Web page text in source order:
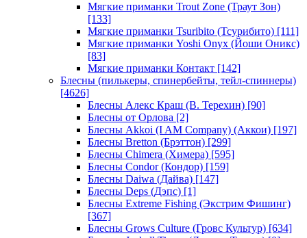
Мягкие приманки Trout Zone (Траут Зон)
[133]
Мягкие приманки Tsuribito (Тсурибито) [111]
Мягкие приманки Yoshi Onyx (Йоши Оникс)
[83]
Мягкие приманки Контакт [142]
Блесны (пилькеры, спинербейты, тейл-спиннеры)
[4626]
Блесны Алекс Краш (В. Терехин) [90]
Блесны от Орлова [2]
Блесны Akkoi (I AM Company) (Аккои) [197]
Блесны Bretton (Брэттон) [299]
Блесны Chimera (Химера) [595]
Блесны Condor (Кондор) [159]
Блесны Daiwa (Дайва) [147]
Блесны Deps (Дэпс) [1]
Блесны Extreme Fishing (Экстрим Фишинг)
[367]
Блесны Grows Culture (Гровс Культур) [634]